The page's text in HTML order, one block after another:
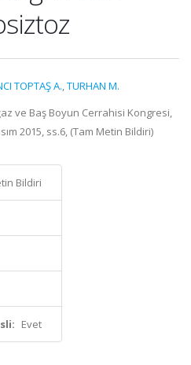
TOPTAŞ A.,TURHAN M.
ve Baş Boyun Cerrahisi Kongresi,
2015, ss.6, (Tam Metin Bildiri)
Bildiri
Evet